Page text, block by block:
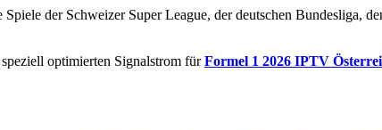
der Schweizer Super League, der deutschen Bundesliga,
optimierten Signalstrom fürFormel 1 2026 IPTV